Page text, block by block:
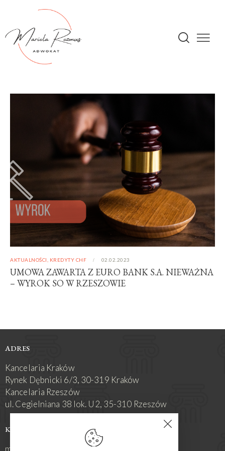
AKTUALNOŚCI KREDYTY CHF 02.02.2023
UMOWA ZAWARTA Z EURO BANK S.A. NIEWAŻNA
– WYROK SO W RZESZOWIE
ADRES
Kancelaria Kraków
Rynek Dębnicki 6/3, 30-319 Kraków
Kancelaria Rzeszów
ul. Cegielniana 38 lok. U2, 35-310 Rzeszów
KONTAKT
mrozmus@rozmus-kancelaria.pl